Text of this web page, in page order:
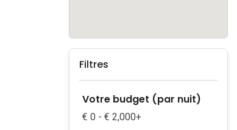
Filtres
Votre budget (par nuit)
€ 0 - € 2,000+